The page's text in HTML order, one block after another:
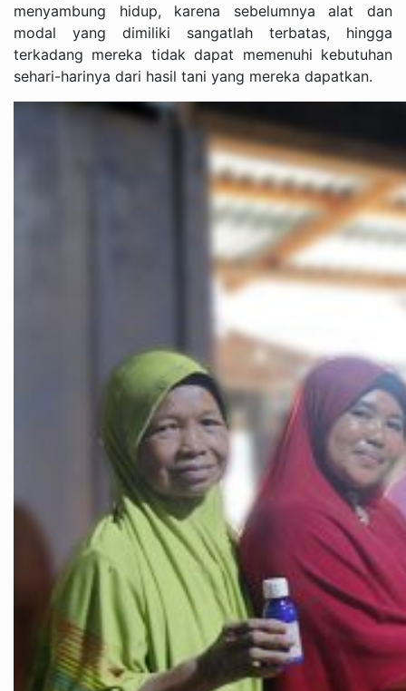
menyambung hidup, karena sebelumnya alat dan
modal yang dimiliki sangatlah terbatas, hingga
terkadang mereka tidak dapat memenuhi kebutuhan
sehari-harinya dari hasil tani yang mereka dapatkan.